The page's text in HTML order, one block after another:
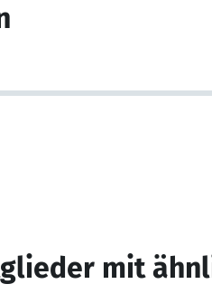
mit